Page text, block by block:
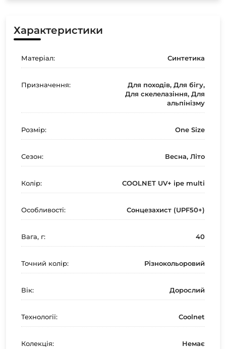
Характеристики
Матеріал: Синтетика
Призначення:
Для походів, Для бігу,
Для скелелазіння, Для
альпінізму
Розмір: One Size
Сезон: Весна, Літо
Колір: COOLNET UV+ ipe multi
Особливості: Сонцезахист (UPF50+)
Вага, г: 40
Точний колір: Різнокольоровий
Вік: Дорослий
Технології: Coolnet
Колекція: Немає